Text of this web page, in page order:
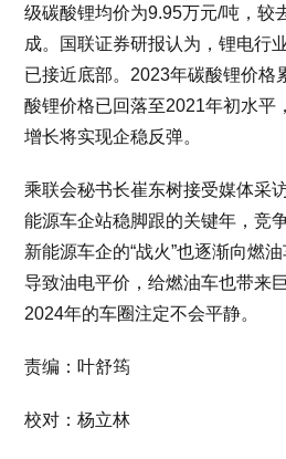
级碳酸锂均价为9.95万元/吨，较
成。国联证券研报认为，锂电行
已接近底部。2023年碳酸锂价格
酸锂价格已回落至2021年初水平
增长将实现企稳反弹。
乘联会秘书长崔东树接受媒体采
能源车企站稳脚跟的关键年，竞
新能源车企的“战火”也逐渐向燃
导致油电平价，给燃油车也带来
2024年的车圈注定不会平静。
责编：叶舒筠
校对：杨立林